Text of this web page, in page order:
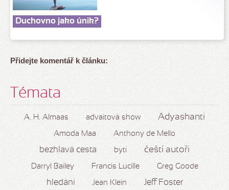
Duchovno jako únik?
Přidejte komentář k článku:
Témata
A. H. Almaas advaitová show Adyashanti
Amoda Maa Anthony de Mello
bezhlavá cesta bytí čeští autoři
Darryl Bailey Francis Lucille Greg Goode
hledání Jean Klein Jeff Foster